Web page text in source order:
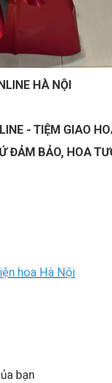
HÀ NỘI
- TIỆM GIAO
ĐẢM BẢO, HOA
hoa Hà Nội
bạn